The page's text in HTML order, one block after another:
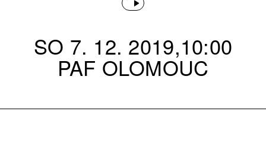
SO 7. 12. 2019,10:00
PAF OLOMOUC